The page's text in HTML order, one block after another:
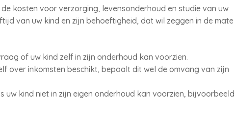
kosten voor verzorging, levensonderhoud en studie van uw
van uw kind en zijn behoeftigheid, dat wil zeggen in de mate
of uw kind zelf in zijn onderhoud kan voorzien.
over inkomsten beschikt, bepaalt dit wel de omvang van zijn
uw kind niet in zijn eigen onderhoud kan voorzien, bijvoorbeeld